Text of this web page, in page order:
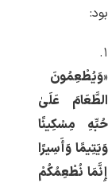
بود:
۱.
«وَيُطْعِمُونَ
الطَّعَامَ عَلَىٰ
حُبِّهِ مِسْكِينًا
وَيَتِيمًا وَأَسِيرًا
إِنَّمَا نُطْعِمُكُمْ